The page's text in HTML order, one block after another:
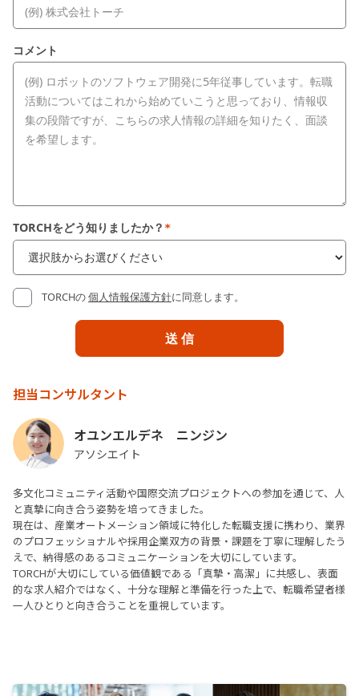
コメント
TORCHをどう知りましたか？ *
TORCHの個人情報保護方針に同意します。
担当コンサルタント
オユンエルデネ ニンジン
アソシエイト
多文化コミュニティ活動や国際交流プロジェクトへの参加を通じて、人
と真摯に向き合う姿勢を培ってきました。
現在は、産業オートメーション領域に特化した転職支援に携わり、業界
のプロフェッショナルや採用企業双方の背景・課題を丁寧に理解したう
えで、納得感のあるコミュニケーションを大切にしています。
TORCHが大切にしている価値観である「真摯・高潔」に共感し、表面
的な求人紹介ではなく、十分な理解と準備を行った上で、転職希望者様
一人ひとりと向き合うことを重視しています。